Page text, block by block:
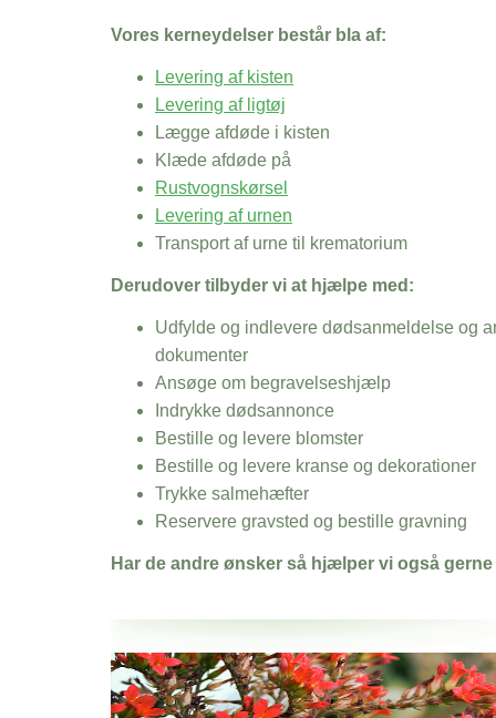
Vores kerneydelser består bla af:
Levering af kisten
Levering af ligtøj
Lægge afdøde i kisten
Klæde afdøde på
Rustvognskørsel
Levering af urnen
Transport af urne til krematorium
Derudover tilbyder vi at hjælpe med:
Udfylde og indlevere dødsanmeldelse og
dokumenter
Ansøge om begravelseshjælp
Indrykke dødsannonce
Bestille og levere blomster
Bestille og levere kranse og dekorationer
Trykke salmehæfter
Reservere gravsted og bestille gravning
Har de andre ønsker så hjælper vi også gerne
Her hos os får du altid en god afslutning når det gælder
Bedemand I Hasselager Kommune
vi hjælper i alle faser af begravelsel